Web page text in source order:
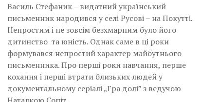
Василь Стефаник – видатний український
письменник народився у селі Русові – на Покутті.
Непростим і не зовсім безхмарним було його
дитинство та юність. Однак саме в ці роки
формувався непростий характер майбутнього
письменника. Про перші роки навчання, перше
кохання і перші втрати близьких людей у
документальному серіалі „Гра долі” з ведучою